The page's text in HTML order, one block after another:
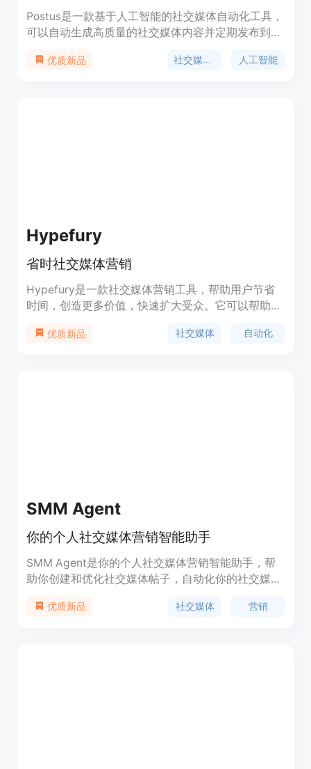
Postus是一款基于人工智能的社交媒体自动化工具，
可以自动生成高质量的社交媒体内容并定期发布到您
钱，让您专注于业务增长。Postus提供简单的定价计
优质新品 社交媒体自动化 人工智能
Hypefury
省时社交媒体营销
Hypefury是一款社交媒体营销工具，帮助用户节省
时间，创造更多价值，快速扩大受众。它可以帮助用
受众、增加电子邮件订阅和销售产品等功能。
优质新品 社交媒体 自动化
SMM Agent
你的个人社交媒体营销智能助手
SMM Agent是你的个人社交媒体营销智能助手，帮
助你创建和优化社交媒体帖子，自动化你的社交媒体
效，优化内容，监测趋势等，让你更轻松地管理社交
优质新品 社交媒体 营销